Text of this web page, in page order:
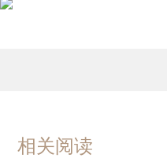
相关阅读